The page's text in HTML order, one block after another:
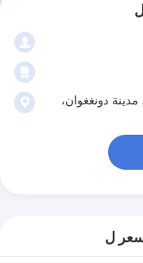
مدينة دونغغوان،
ل